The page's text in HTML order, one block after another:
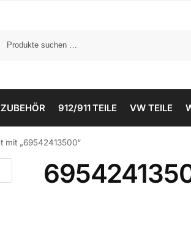
912/911 TEILE VW TEILE
mit „69542413500“